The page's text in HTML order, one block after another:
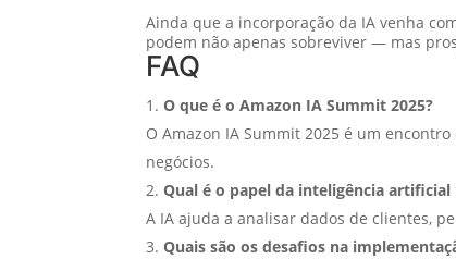
Ainda que a incorporação da IA venha
podem não apenas sobreviver — mas
FAQ
O que é o Amazon IA Summit 2025?
O Amazon IA Summit 2025 é um
negócios.
Qual é o papel da inteligência
A IA ajuda a analisar dados de clientes,
Quais são os desafios na